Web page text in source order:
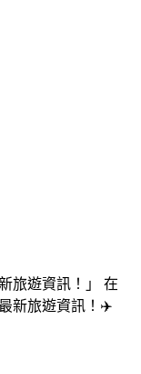
旅遊資訊！」 在
新旅遊資訊！✈️